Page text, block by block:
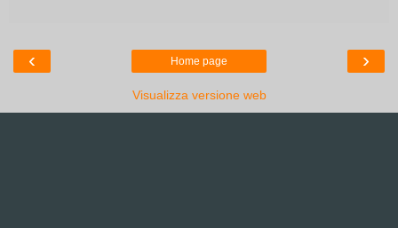
‹ ›
Home page
Visualizza versione web